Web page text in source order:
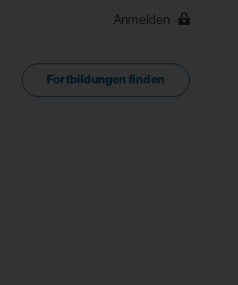
Anmelden
Fortbildungen finden